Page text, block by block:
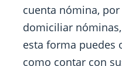
cuenta nómina,
domiciliar
esta forma puedes
como contar con